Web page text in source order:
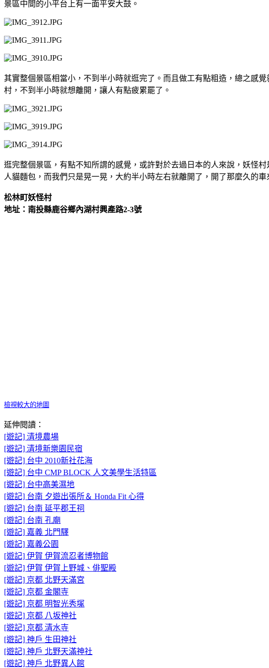
景區中間的小平台上有一面平安大鼓。
其實整個景區相當小，不到半小時就逛完了。而且做工有點粗造，總之感
村，不到半小時就想離開，讓人有點疲累罷了。
逛完整個景區，有點不知所謂的感覺，或許對於去過日本的人來說，妖怪
人貓麵包，而我們只是晃一晃，大約半小時左右就離開了，開了那麼久的
松林町妖怪村
地址：南投縣鹿谷鄉內湖村興產路2-3號
檢視較大的地圖
延伸閱讀：
[遊記] 清境農場
[遊記] 清境新樂園民宿
[遊記] 台中 2010新社花海
[遊記] 台中 CMP BLOCK 人文美學生活特區
[遊記] 台中高美濕地
[遊記] 台南 夕遊出張所＆ Honda Fit 心得
[遊記] 台南 延平郡王祠
[遊記] 台南 孔廟
[遊記] 嘉義 北門驛
[遊記] 嘉義公園
[遊記] 伊賀 伊賀流忍者博物館
[遊記] 伊賀 伊賀上野城、俳聖殿
[遊記] 京都 北野天滿宮
[遊記] 京都 金閣寺
[遊記] 京都 明智光秀塚
[遊記] 京都 八坂神社
[遊記] 京都 清水寺
[遊記] 神戶 生田神社
[遊記] 神戶 北野天滿神社
[遊記] 神戶 北野異人館